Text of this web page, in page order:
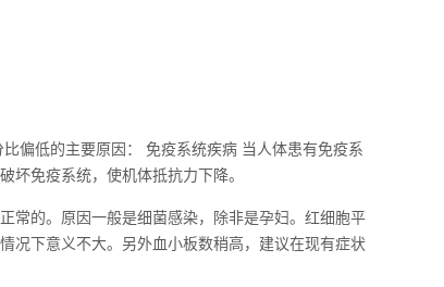
偏低的主要原因： 免疫系统疾病 当人体患有免疫系
坏免疫系统，使机体抵抗力下降。
常的。原因一般是细菌感染，除非是孕妇。红细胞平
况下意义不大。另外血小板数稍高，建议在现有症状